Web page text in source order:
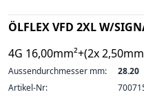
ÖLFLEX VFD 2XL W/
4G 16,00mm²+(2x
Aussendurchmesser mm:
28.20
Artikel-Nr: